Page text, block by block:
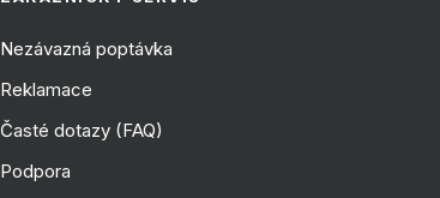
Nezávazná poptávka
Reklamace
Časté dotazy (FAQ)
Podpora